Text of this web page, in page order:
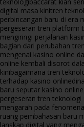
digital masa kinitren
perbincangan baru di era
pergeseran tren platform
mengiringi perjalanan
bagian dari perubahan
mengenai kasino online
online kembali disorot
kinibagaimana tren
terhadap kasino online
baru seputar kasino online
pergeseran tren teknologi
mengarah pada
ruang pembahasan baru
lanskap digital yang